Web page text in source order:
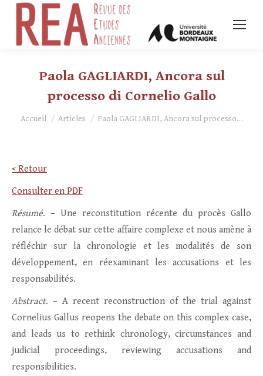
Paola GAGLIARDI, Ancora sul
processo di Cornelio Gallo
Vous êtes ici :
Accueil Articles Paola GAGLIARDI, Ancora sul processo…
< Retour
Consulter en PDF
Résumé. – Une reconstitution récente du procès Gallo
relance le débat sur cette affaire complexe et nous amène à
réfléchir sur la chronologie et les modalités de son
développement, en réexaminant les accusations et les
responsabilités.
Abstract. – A recent reconstruction of the trial against
Cornelius Gallus reopens the debate on this complex case,
and leads us to rethink chronology, circumstances and
judicial proceedings, reviewing accusations and
responsibilities.